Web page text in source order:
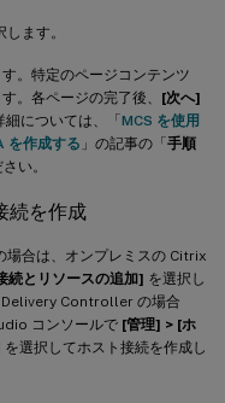
ます。
。特定のページコンテンツ
。各ページの完了後、 [次へ]
については、「 MCS を使用
を作成する 」の記事の「 手順
い。
続を作成
合は、オンプレミスの Citrix
続とリソースの追加] を選択し
Delivery Controller の場合
コンソールで [管理] > [ホ
を選択してホスト接続を作成し